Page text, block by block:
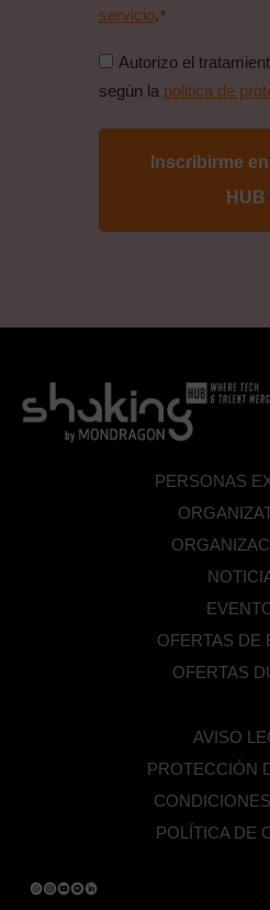
condiciones
*
servicio. *
Consentimiento
politica
*
Autorizo el
según la politica de
PERSONAS
OFERTAS DE
OFERTAS
AVISO
PROTECCIÓN
POLÍTICA DE